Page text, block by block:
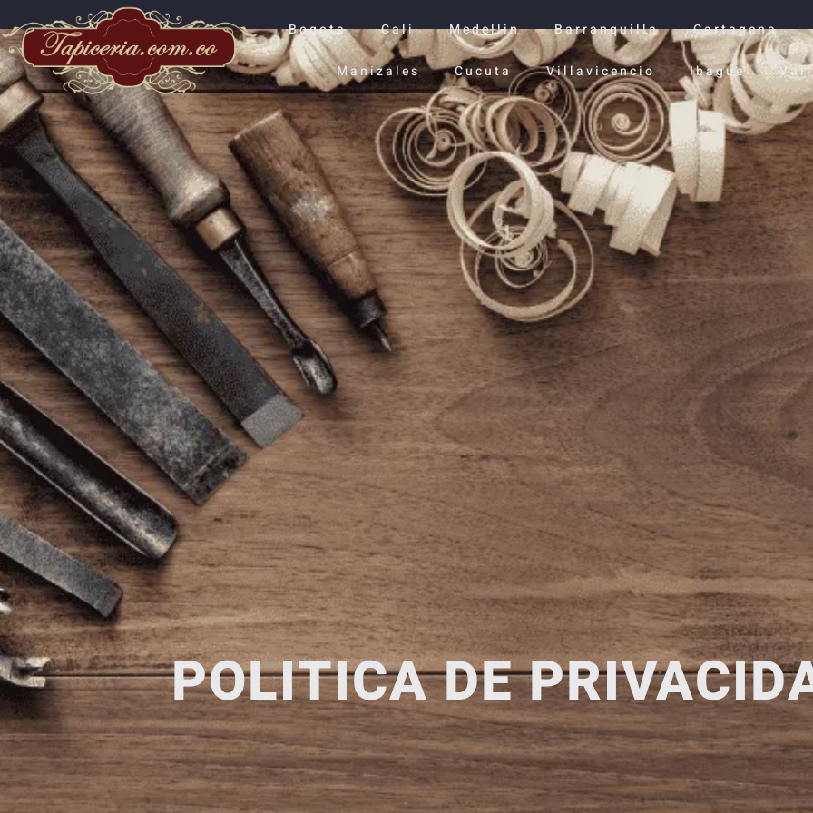
Bogota Cali Medellin Barranquilla Cartagena
Manizales Cucuta Villavicencio Ibague
POLITICA DE